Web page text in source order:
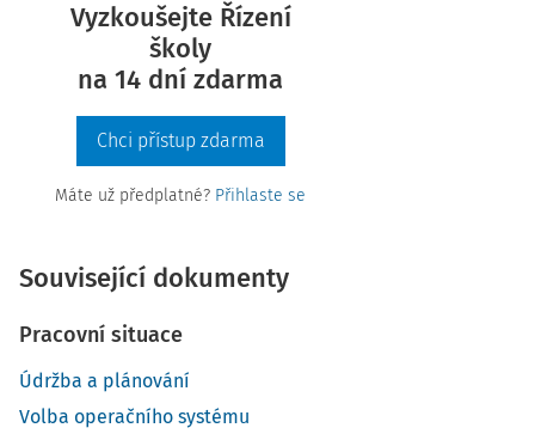
Vyzkoušejte Řízení
školy
na 14 dní zdarma
Chci přístup zdarma
Máte už předplatné? Přihlaste se
Související dokumenty
Pracovní situace
Údržba a plánování
Volba operačního systému